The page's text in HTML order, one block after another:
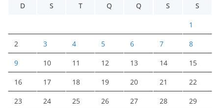
D
S T Q Q S S
1
2 3 4 5 6 7 8
9 10 11 12 13 14 15
16 17 18 19 20 21 22
23 24 25 26 27 28 29